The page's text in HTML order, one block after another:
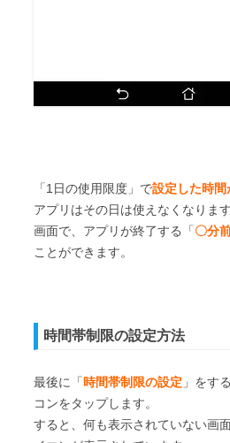
「1日の使用限度」で設定した時間
アプリはその日は使えなくなりま
画面で、アプリが終了する「〇分
ことができます。
時間帯制限の設定方法
最後に「時間帯制限の設定 」をす
コンをタップします。
すると、何も表示されていない画